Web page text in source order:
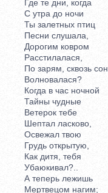
Где те дни, когда
С утра до ночи
Ты залетных птиц
Песни слушала,
Дорогим ковром
Расстилалася,
По зарям, сквозь сон,
Волновалася?
Когда в час ночной
Тайны чудные
Ветерок тебе
Шептал ласково,
Освежал твою
Грудь открытую,
Как дитя, тебя
Убаюкивал?..
А теперь лежишь
Мертвецом нагим;